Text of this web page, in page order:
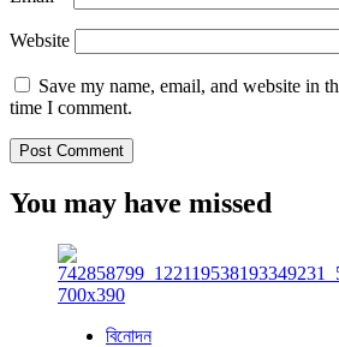
Website
Save my name, email, and website in
time I comment.
You may have missed
বিনোদন